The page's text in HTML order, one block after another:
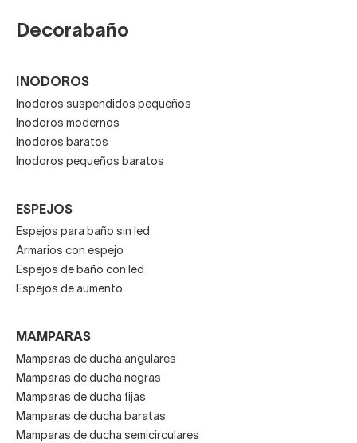
Decorabaño
INODOROS
Inodoros suspendidos pequeños
Inodoros modernos
Inodoros baratos
Inodoros pequeños baratos
ESPEJOS
Espejos para baño sin led
Armarios con espejo
Espejos de baño con led
Espejos de aumento
MAMPARAS
Mamparas de ducha angulares
Mamparas de ducha negras
Mamparas de ducha fijas
Mamparas de ducha baratas
Mamparas de ducha semicirculares